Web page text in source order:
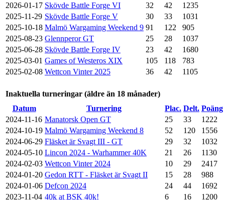
2026-01-17 Skövde Battle Forge VI 32 42
1235
2025-11-29 Skövde Battle Forge V 30 33
1031
2025-10-18 Malmö Wargaming Weekend 9 91 122
905
2025-08-23 Glennperor GT 25 28
1037
2025-06-28 Skövde Battle Forge IV 23 42
1680
2025-03-01 Games of Westeros XIX 105 118
783
2025-02-08 Wettcon Vinter 2025 36 42 1105
Inaktuella turneringar (äldre än 18 månader)
Datum
Turnering Plac. Delt. Poäng
2024-11-16 Manatorsk Open GT 25 33
1222
2024-10-19 Malmö Wargaming Weekend 8 52 120
1556
2024-06-29 Fläsket är Svagt III - GT 29 32
1032
2024-05-10 Lincon 2024 - Warhammer 40K 21 26
1130
2024-02-03 Wettcon Vinter 2024 10 29
2417
2024-01-20 Gedon RTT - Fläsket är Svagt II 15 28
988
2024-01-06 Defcon 2024 24 44
1692
2023-11-04 40k at BSK 40k! 6 16
1200